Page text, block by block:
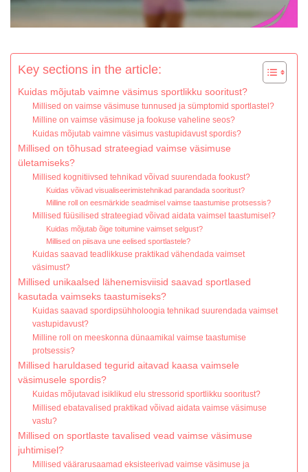
Key sections in the article:
Kuidas mõjutab vaimne väsimus sportlikku sooritust?
Millised on vaimse väsimuse tunnused ja sümptomid sportlastel?
Milline on vaimse väsimuse ja fookuse vaheline seos?
Kuidas mõjutab vaimne väsimus vastupidavust spordis?
Millised on tõhusad strateegiad vaimse väsimuse
ületamiseks?
Millised kognitiivsed tehnikad võivad suurendada fookust?
Kuidas võivad visualiseerimistehnikad parandada sooritust?
Milline roll on eesmärkide seadmisel vaimse taastumise protsessis?
Millised füüsilised strateegiad võivad aidata vaimsel taastumisel?
Kuidas mõjutab õige toitumine vaimset selgust?
Millised on piisava une eelised sportlastele?
Kuidas saavad teadlikkuse praktikad vähendada vaimset
väsimust?
Millised unikaalsed lähenemisviisid saavad sportlased
kasutada vaimseks taastumiseks?
Kuidas saavad spordipsühholoogia tehnikad suurendada vaimset
vastupidavust?
Milline roll on meeskonna dünaamikal vaimse taastumise
protsessis?
Millised haruldased tegurid aitavad kaasa vaimsele
väsimusele spordis?
Kuidas mõjutavad isiklikud elu stressorid sportlikku sooritust?
Millised ebatavalised praktikad võivad aidata vaimse väsimuse
vastu?
Millised on sportlaste tavalised vead vaimse väsimuse
juhtimisel?
Millised väärarusaamad eksisteerivad vaimse väsimuse ja